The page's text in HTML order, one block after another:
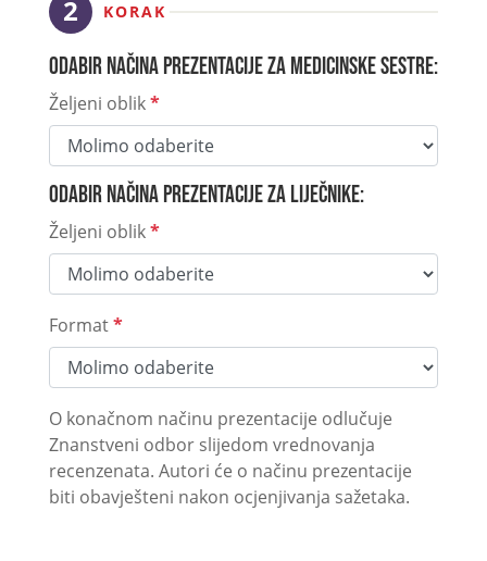
KORAK
Odabir načina prezentacije za medicinske sestre:
Željeni oblik*
Odabir načina prezentacije za liječnike:
Željeni oblik*
Format*
O konačnom načinu prezentacije odlučuje
Znanstveni odbor slijedom vrednovanja
recenzenata. Autori će o načinu prezentacije
biti obavješteni nakon ocjenjivanja sažetaka.